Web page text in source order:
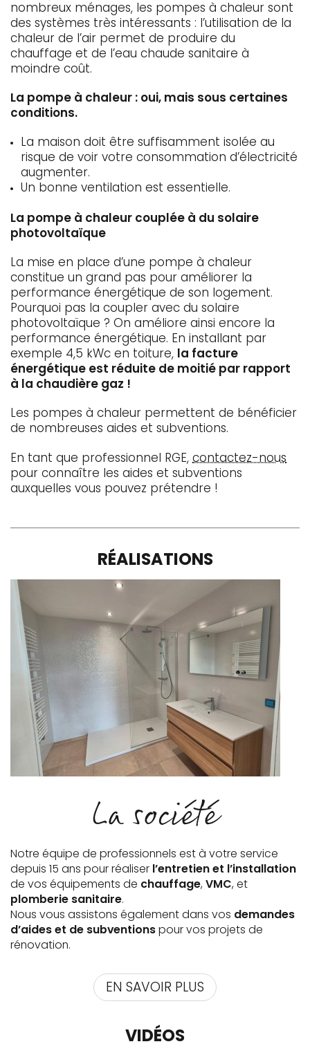
nombreux ménages, les pompes à chaleur sont
des systèmes très intéressants : l’utilisation de la
chaleur de l’air permet de produire du
chauffage et de l’eau chaude sanitaire à
moindre coût.
La pompe à chaleur : oui, mais sous certaines
conditions.
La maison doit être suffisamment isolée au
risque de voir votre consommation d’électricité
augmenter.
Un bonne ventilation est essentielle.
La pompe à chaleur couplée à du solaire
photovoltaïque
La mise en place d’une pompe à chaleur
constitue un grand pas pour améliorer la
performance énergétique de son logement.
Pourquoi pas la coupler avec du solaire
photovoltaïque ? On améliore ainsi encore la
performance énergétique. En installant par
exemple 4,5 kWc en toiture,
la facture
énergétique est réduite de moitié par rapport
à la chaudière gaz !
Les pompes à chaleur permettent de bénéficier
de nombreuses aides et subventions.
En tant que professionnel RGE, contactez-nous
pour connaître les aides et subventions
auxquelles vous pouvez prétendre !
RÉALISATIONS
La société
Notre équipe de professionnels est à votre service
depuis 15 ans pour réaliser l’entretien et l’installation
de vos équipements de chauffage, VMC, et
plomberie sanitaire.
Nous vous assistons également dans vos demandes
d’aides et de subventions pour vos projets de
rénovation.
EN SAVOIR PLUS
VIDÉOS